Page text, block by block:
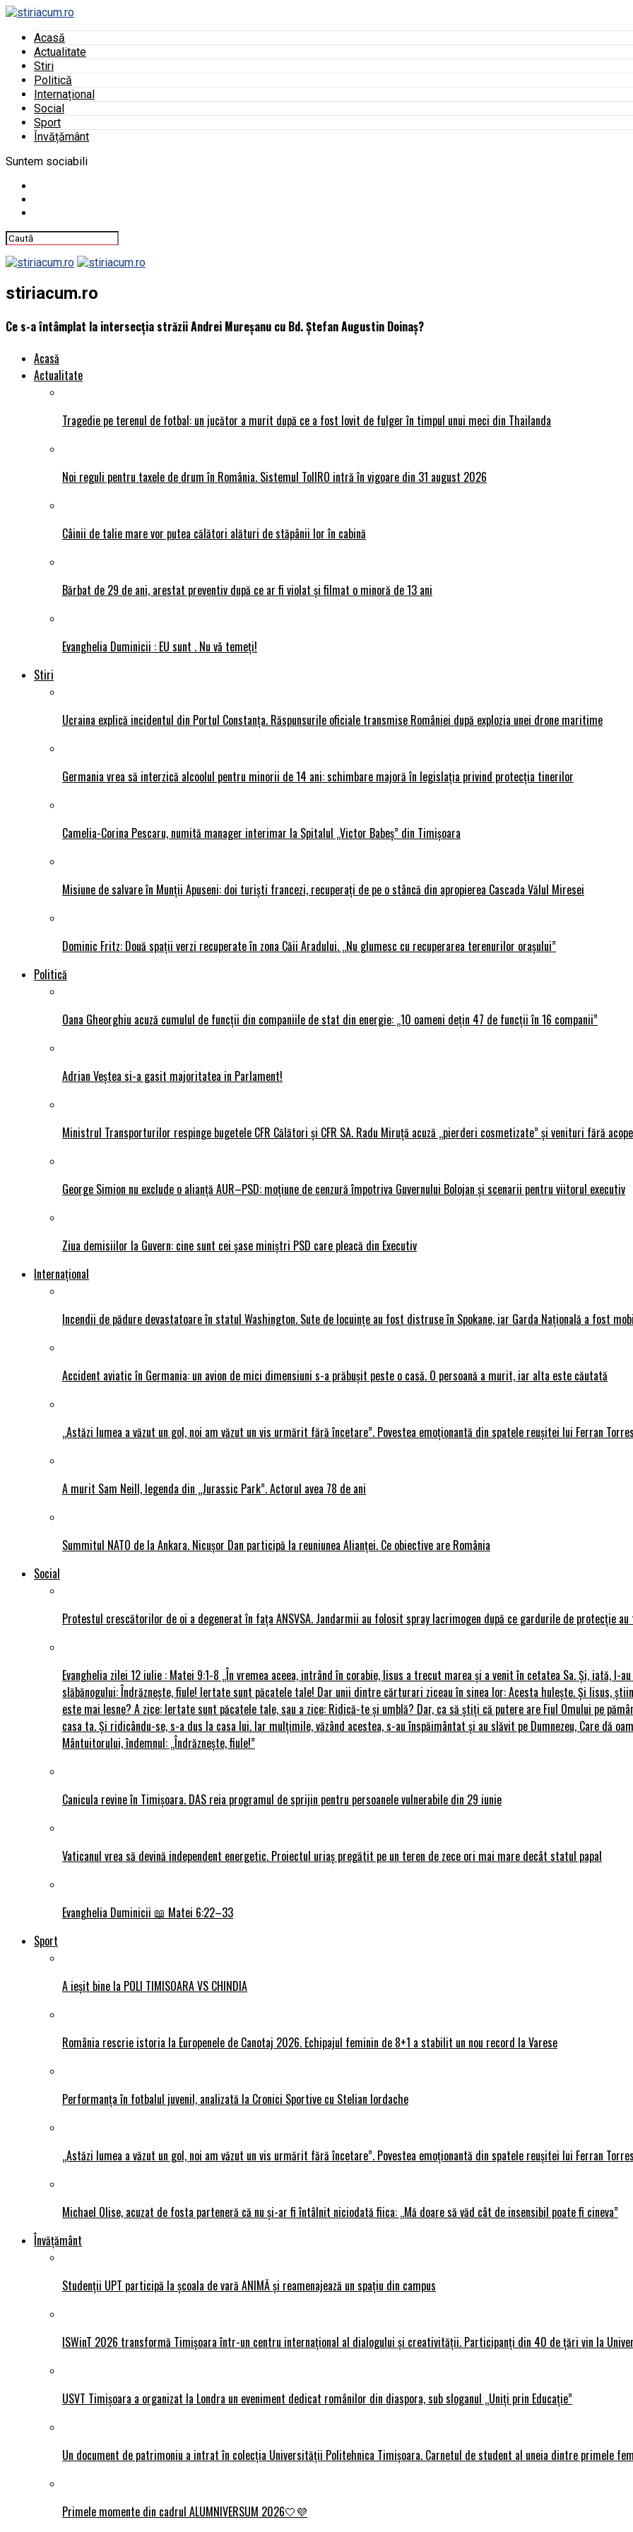
Acasă
Actualitate
Stiri
Politică
Internațional
Social
Sport
Învățământ
Suntem sociabili
stiriacum.ro
Ce s-a întâmplat la intersecția străzii Andrei Mureșanu cu Bd. Ștefan Augustin Doinaș?
Acasă
Actualitate
Tragedie pe terenul de fotbal: un jucător a murit după ce a fost lovit de fulger în timpul unui meci din Thailanda
Noi reguli pentru taxele de drum în România. Sistemul TollRO intră în vigoare din 31 august 2026
Câinii de talie mare vor putea călători alături de stăpânii lor în cabină
Bărbat de 29 de ani, arestat preventiv după ce ar fi violat și filmat o minoră de 13 ani
Evanghelia Duminicii : EU sunt . Nu vǎ temeți!
Stiri
Ucraina explică incidentul din Portul Constanța. Răspunsurile oficiale transmise României după explozia unei drone maritime
Germania vrea să interzică alcoolul pentru minorii de 14 ani: schimbare majoră în legislația privind protecția tinerilor
Camelia-Corina Pescaru, numită manager interimar la Spitalul „Victor Babeș” din Timișoara
Misiune de salvare în Munții Apuseni: doi turiști francezi, recuperați de pe o stâncă din apropierea Cascada Vălul Miresei
Dominic Fritz: Două spații verzi recuperate în zona Căii Aradului. „Nu glumesc cu recuperarea terenurilor orașului”
Politică
Oana Gheorghiu acuză cumulul de funcții din companiile de stat din energie: „10 oameni dețin 47 de funcții în 16 companii”
Adrian Veștea si-a gasit majoritatea in Parlament!
Ministrul Transporturilor respinge bugetele CFR Călători și CFR SA. Radu Miruță acuză „pierderi cosmetizate” și venituri fără
George Simion nu exclude o alianță AUR–PSD: moțiune de cenzură împotriva Guvernului Bolojan și scenarii pentru viitorul executiv
Ziua demisiilor la Guvern: cine sunt cei șase miniștri PSD care pleacă din Executiv
Internațional
Incendii de pădure devastatoare în statul Washington. Sute de locuințe au fost distruse în Spokane, iar Garda Națională a fost
Accident aviatic în Germania: un avion de mici dimensiuni s-a prăbușit peste o casă. O persoană a murit, iar alta este căutată
„Astăzi lumea a văzut un gol, noi am văzut un vis urmărit fără încetare”. Povestea emoționantă din spatele reușitei lui Ferran
A murit Sam Neill, legenda din „Jurassic Park”. Actorul avea 78 de ani
Summitul NATO de la Ankara. Nicușor Dan participă la reuniunea Alianței. Ce obiective are România
Social
Protestul crescătorilor de oi a degenerat în fața ANSVSA. Jandarmii au folosit spray lacrimogen după ce gardurile de protecție
Evanghelia zilei 12 iulie : Matei 9:1-8 „În vremea aceea, intrând în corabie, Iisus a trecut marea și a venit în cetatea Sa. Și, iată, I-
slăbănogului: Îndrăznește, fiule! Iertate sunt păcatele tale! Dar unii dintre cărturari ziceau în sinea lor: Acesta hulește. Și Iisus,
este mai lesne? A zice: Iertate sunt păcatele tale, sau a zice: Ridică-te și umblă? Dar, ca să știți că putere are Fiul Omului pe
casa ta. Și ridicându-se, s-a dus la casa lui. Iar mulțimile, văzând acestea, s-au înspăimântat și au slăvit pe Dumnezeu, Care dă
Mântuitorului, îndemnul: „Îndrăznește, fiule!”
Canicula revine în Timișoara. DAS reia programul de sprijin pentru persoanele vulnerabile din 29 iunie
Vaticanul vrea să devină independent energetic. Proiectul uriaș pregătit pe un teren de zece ori mai mare decât statul papal
Evanghelia Duminicii 📖 Matei 6:22–33
Sport
A ieșit bine la POLI TIMISOARA VS CHINDIA
România rescrie istoria la Europenele de Canotaj 2026. Echipajul feminin de 8+1 a stabilit un nou record la Varese
Performanța în fotbalul juvenil, analizată la Cronici Sportive cu Stelian Iordache
„Astăzi lumea a văzut un gol, noi am văzut un vis urmărit fără încetare”. Povestea emoționantă din spatele reușitei lui Ferran
Michael Olise, acuzat de fosta parteneră că nu și-ar fi întâlnit niciodată fiica: „Mă doare să văd cât de insensibil poate fi cineva”
Învățământ
Studenții UPT participă la școala de vară ANIMĂ și reamenajează un spațiu din campus
ISWinT 2026 transformă Timișoara într-un centru internațional al dialogului și creativității. Participanți din 40 de țări vin la
USVT Timișoara a organizat la Londra un eveniment dedicat românilor din diaspora, sub sloganul „Uniți prin Educație”
Un document de patrimoniu a intrat în colecția Universității Politehnica Timișoara. Carnetul de student al uneia dintre primele
Primele momente din cadrul ALUMNIVERSUM 2026🤍💜